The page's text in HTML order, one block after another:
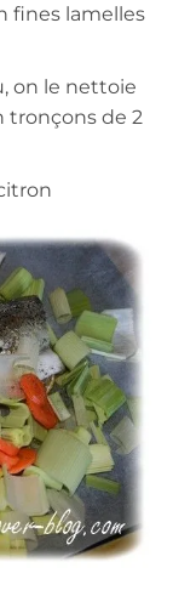
fines lamelles
on le nettoie
tronçons de 2